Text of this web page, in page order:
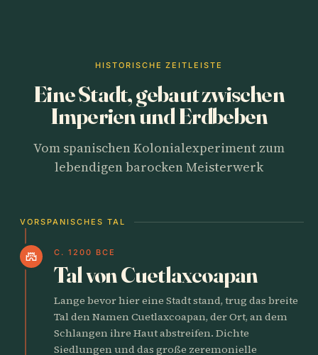
HISTORISCHE ZEITLEISTE
Eine Stadt, gebaut zwischen
Imperien und Erdbeben
Vom spanischen Kolonialexperiment zum
lebendigen barocken Meisterwerk
VORSPANISCHES TAL
castle C. 1200 BCE
Tal von Cuetlaxcoapan
Lange bevor hier eine Stadt stand, trug das breite
Tal den Namen Cuetlaxcoapan, der Ort, an dem
Schlangen ihre Haut abstreifen. Dichte
Siedlungen und das große zeremonielle